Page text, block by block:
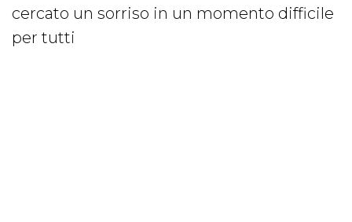
cercato un sorriso in un momento difficile
per tutti